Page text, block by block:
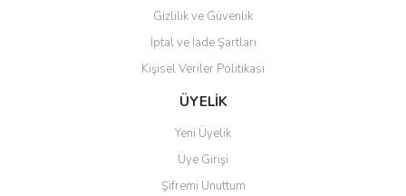
Gizlilik ve Güvenlik
İptal ve İade Şartları
Kişisel Veriler Politikası
ÜYELİK
Yeni Üyelik
Üye Girişi
Şifremi Unuttum